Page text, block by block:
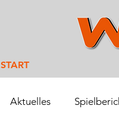
START
Aktuelles